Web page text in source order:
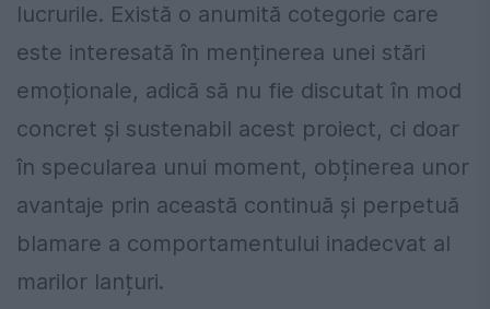
lucrurile. Există o anumită cotegorie care
este interesată în menținerea unei stări
emoționale, adică să nu fie discutat în mod
concret și sustenabil acest proiect, ci doar
în specularea unui moment, obținerea unor
avantaje prin această continuă și perpetuă
blamare a comportamentului inadecvat al
marilor lanțuri.